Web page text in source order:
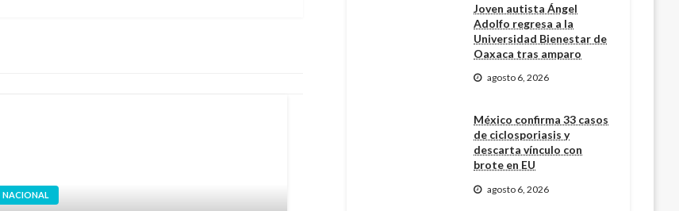
NACIONAL
Joven autista Ángel
Adolfo regresa a la
Universidad Bienestar de
Oaxaca tras amparo
agosto 6, 2026
México confirma 33 casos
de ciclosporiasis y
descarta vínculo con
brote en EU
agosto 6, 2026